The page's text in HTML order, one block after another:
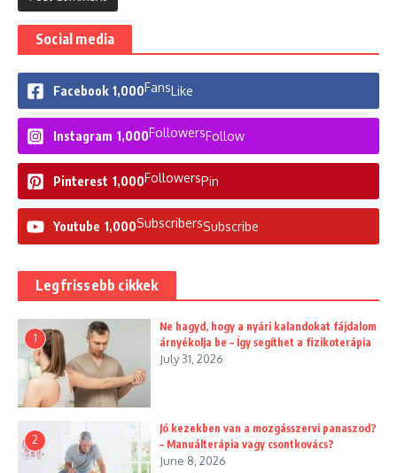
Social media
Facebook 1,000FansLike
Instagram 1,000FollowersFollow
Pinterest 1,000FollowersPin
Youtube 1,000SubscribersSubscribe
Legfrissebb cikkek
1
Ne hagyd, hogy a nyári kalandokat fájdalom
árnyékolja be – Így segíthet a fizikoterápia
July 31, 2026
2
Jó kezekben van a mozgásszervi panaszod?
– Manuálterápia vagy csontkovács?
June 8, 2026